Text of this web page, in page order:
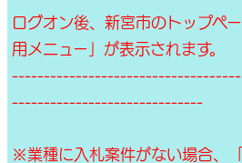
ログオン後、新宮市のトップペ
用メニュー」が表示されます。
------------------------------
※業種に入札案件がない場合、